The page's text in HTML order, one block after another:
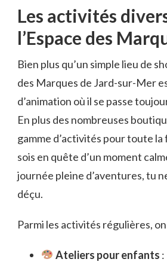
Les activités
l’Espace des
Bien plus qu’un simple lieu de
des Marques de Jard-sur-Mer
d’animation où il se passe
En plus des nombreuses
gamme d’activités pour toute la
sois en quête d’un moment
journée pleine d’aventures, tu
déçu.
Parmi les activités régulières,
Ateliers pour enfants